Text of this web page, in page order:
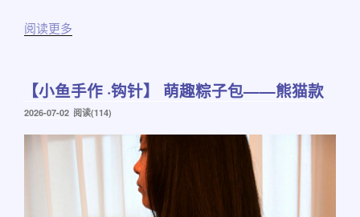
阅读更多
【小鱼手作 ·钩针】 萌趣粽子包——熊猫款
发
2026-07-02 阅读(114)